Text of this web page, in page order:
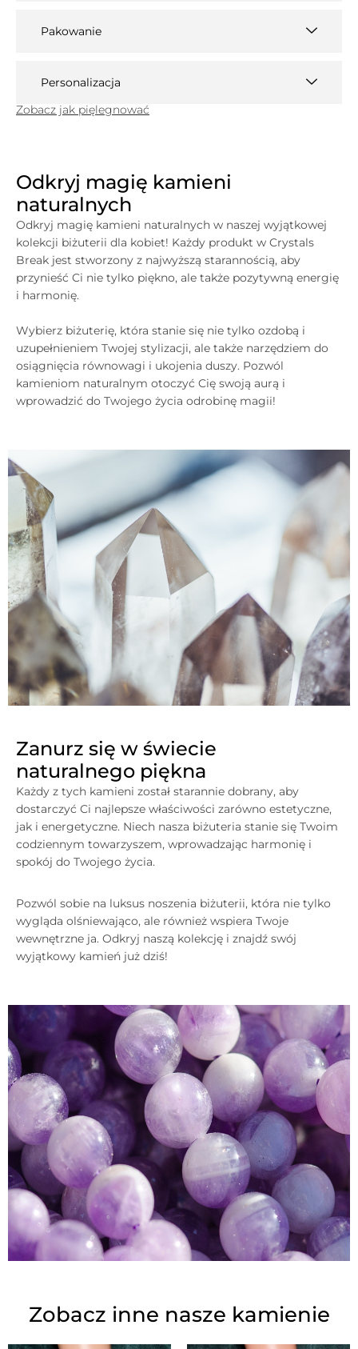
Pakowanie
Personalizacja
Zobacz jak pięlegnować
Odkryj magię kamieni
naturalnych
Odkryj magię kamieni naturalnych w naszej wyjątkowej
kolekcji biżuterii dla kobiet! Każdy produkt w Crystals
Break jest stworzony z najwyższą starannością, aby
przynieść Ci nie tylko piękno, ale także pozytywną energię
i harmonię.
Wybierz biżuterię, która stanie się nie tylko ozdobą i
uzupełnieniem Twojej stylizacji, ale także narzędziem do
osiągnięcia równowagi i ukojenia duszy. Pozwól
kamieniom naturalnym otoczyć Cię swoją aurą i
wprowadzić do Twojego życia odrobinę magii!
Zanurz się w świecie
naturalnego piękna
Każdy z tych kamieni został starannie dobrany, aby
dostarczyć Ci najlepsze właściwości zarówno estetyczne,
jak i energetyczne. Niech nasza biżuteria stanie się Twoim
codziennym towarzyszem, wprowadzając harmonię i
spokój do Twojego życia.
Pozwól sobie na luksus noszenia biżuterii, która nie tylko
wygląda olśniewająco, ale również wspiera Twoje
wewnętrzne ja. Odkryj naszą kolekcję i znajdź swój
wyjątkowy kamień już dziś!
Zobacz inne nasze kamienie